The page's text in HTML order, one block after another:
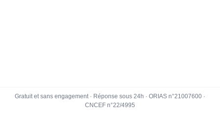
Gratuit et sans engagement · Réponse sous 24h · ORIAS n°21007600 ·
CNCEF n°22/4995